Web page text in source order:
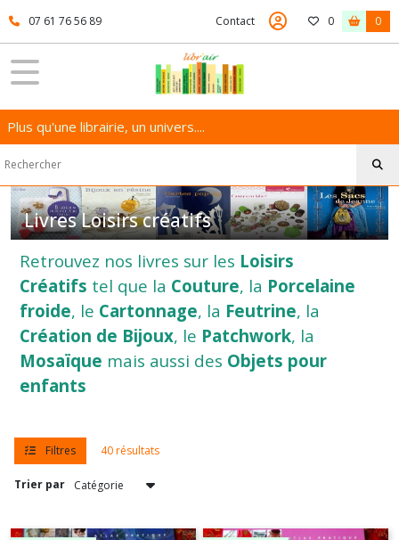
07 61 76 56 89 Contact 0 0
Plus qu'une librairie, un univers....
Livres Loisirs créatifs
Retrouvez nos livres sur les Loisirs
Créatifs tel que la Couture, la Porcelaine
froide, le Cartonnage, la Feutrine, la
Création de Bijoux, le Patchwork, la
Mosaïque mais aussi des Objets pour
enfants
Filtres 40 résultats
Trier par
Fermer
FILTRES
Tous
les
produits
Livres
Loisirs,
Nature,
Sport
Livres
Animaux
Insectes
(17)
Livres
Potager
-